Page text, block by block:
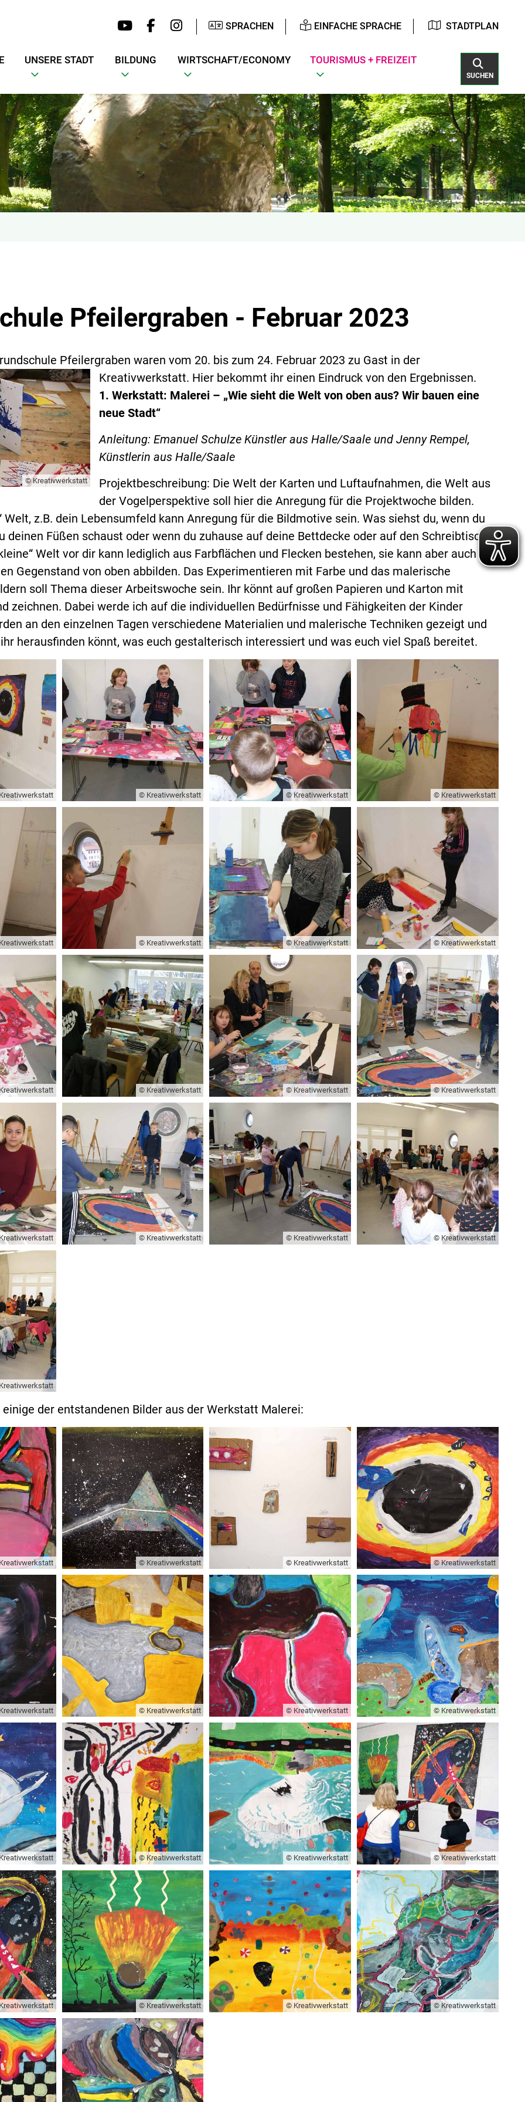
SPRACHEN EINFACHE SPRACHE STADTPLAN
UNSERE STADT BILDUNG WIRTSCHAFT/ECONOMY TOURISMUS + FREIZEIT
SUCHEN
Pfeilergraben - Februar 2023
Pfeilergraben waren vom 20. bis zum 24. Februar 2023 zu Gast in der
Kreativwerkstatt. Hier bekommt ihr einen Eindruck von den Ergebnissen.
© Kreativwerkstatt
1. Werkstatt: Malerei – „Wie sieht die Welt von oben aus? Wir bauen eine
neue Stadt“
Anleitung: Emanuel Schulze Künstler aus Halle/Saale und Jenny Rempel,
Künstlerin aus Halle/Saale
Projektbeschreibung: Die Welt der Karten und Luftaufnahmen, die Welt aus
der Vogelperspektive soll hier die Anregung für die Projektwoche bilden.
Welt, z.B. dein Lebensumfeld kann Anregung für die Bildmotive sein. Was siehst du, wenn du
deinen Füßen schaust oder wenn du zuhause auf deine Bettdecke oder auf den Schreibtisch
Welt vor dir kann lediglich aus Farbflächen und Flecken bestehen, sie kann aber auch
Gegenstand von oben abbilden. Das Experimentieren mit Farbe und das malerische
soll Thema dieser Arbeitswoche sein. Ihr könnt auf großen Papieren und Karton mit
zeichnen. Dabei werde ich auf die individuellen Bedürfnisse und Fähigkeiten der Kinder
an den einzelnen Tagen verschiedene Materialien und malerische Techniken gezeigt und
herausfinden könnt, was euch gestalterisch interessiert und was euch viel Spaß bereitet.
© Kreativwerkstatt © Kreativwerkstatt © Kreativwerkstatt
© Kreativwerkstatt © Kreativwerkstatt © Kreativwerkstatt
© Kreativwerkstatt © Kreativwerkstatt © Kreativwerkstatt
© Kreativwerkstatt © Kreativwerkstatt © Kreativwerkstatt
der entstandenen Bilder aus der Werkstatt Malerei:
© Kreativwerkstatt © Kreativwerkstatt © Kreativwerkstatt
© Kreativwerkstatt © Kreativwerkstatt © Kreativwerkstatt
© Kreativwerkstatt © Kreativwerkstatt © Kreativwerkstatt
© Kreativwerkstatt © Kreativwerkstatt © Kreativwerkstatt